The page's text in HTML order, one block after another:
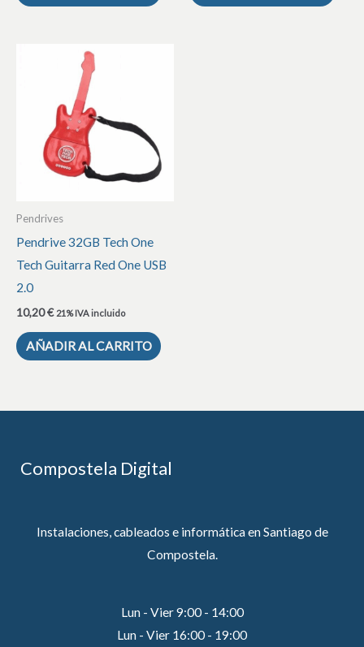
Pendrives
Pendrive 32GB Tech One
Tech Guitarra Red One USB
2.0
10,20€ 21% IVA incluido
AÑADIR AL CARRITO
Compostela Digital
Instalaciones, cableados e informática en Santiago de
Compostela.
Lun - Vier 9:00 - 14:00
Lun - Vier 16:00 - 19:00